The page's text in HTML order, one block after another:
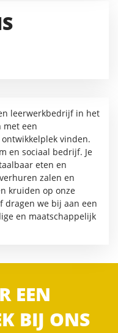
leerwerkbedrijf in het
met een
vinden.
en sociaal bedrijf. Je
eten en
zalen en
kruiden op onze
dragen we bij aan een
en maatschappelijk
EEN
BIJ ONS